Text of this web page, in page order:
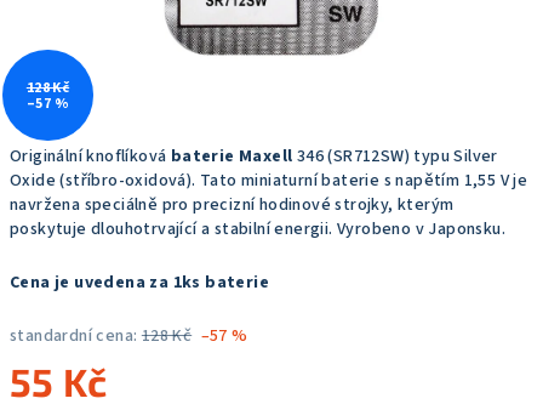
Originální knoflíková baterie Maxell 346 (SR712SW) typu Silver
Oxide (stříbro-oxidová). Tato miniaturní baterie s napětím 1,55 V je
navržena speciálně pro precizní hodinové strojky, kterým
poskytuje dlouhotrvající a stabilní energii. Vyrobeno v Japonsku.
Cena je uvedena za 1ks baterie
standardní cena: 128 Kč –57 %
55 Kč
128 Kč
–57 %